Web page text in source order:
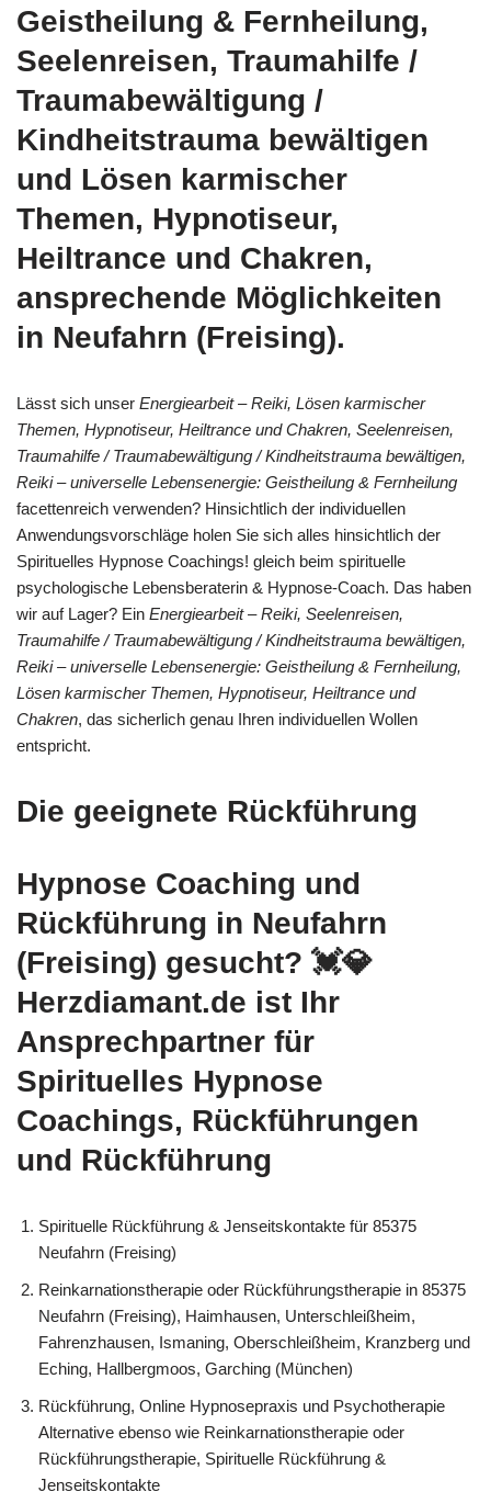
Geistheilung & Fernheilung,
Seelenreisen, Traumahilfe /
Traumabewältigung /
Kindheitstrauma bewältigen
und Lösen karmischer
Themen, Hypnotiseur,
Heiltrance und Chakren,
ansprechende Möglichkeiten
in Neufahrn (Freising).
Lässt sich unser Energiearbeit – Reiki, Lösen karmischer
Themen, Hypnotiseur, Heiltrance und Chakren, Seelenreisen,
Traumahilfe / Traumabewältigung / Kindheitstrauma bewältigen,
Reiki – universelle Lebensenergie: Geistheilung & Fernheilung
facettenreich verwenden? Hinsichtlich der individuellen
Anwendungsvorschläge holen Sie sich alles hinsichtlich der
Spirituelles Hypnose Coachings! gleich beim spirituelle
psychologische Lebensberaterin & Hypnose-Coach. Das haben
wir auf Lager? Ein Energiearbeit – Reiki, Seelenreisen,
Traumahilfe / Traumabewältigung / Kindheitstrauma bewältigen,
Reiki – universelle Lebensenergie: Geistheilung & Fernheilung,
Lösen karmischer Themen, Hypnotiseur, Heiltrance und
Chakren, das sicherlich genau Ihren individuellen Wollen
entspricht.
Die geeignete Rückführung
Hypnose Coaching und
Rückführung in Neufahrn
(Freising) gesucht? 💓️💎
Herzdiamant.de ist Ihr
Ansprechpartner für
Spirituelles Hypnose
Coachings, Rückführungen
und Rückführung
Spirituelle Rückführung & Jenseitskontakte für 85375
Neufahrn (Freising)
Reinkarnationstherapie oder Rückführungstherapie in 85375
Neufahrn (Freising), Haimhausen, Unterschleißheim,
Fahrenzhausen, Ismaning, Oberschleißheim, Kranzberg und
Eching, Hallbergmoos, Garching (München)
Rückführung, Online Hypnosepraxis und Psychotherapie
Alternative ebenso wie Reinkarnationstherapie oder
Rückführungstherapie, Spirituelle Rückführung &
Jenseitskontakte